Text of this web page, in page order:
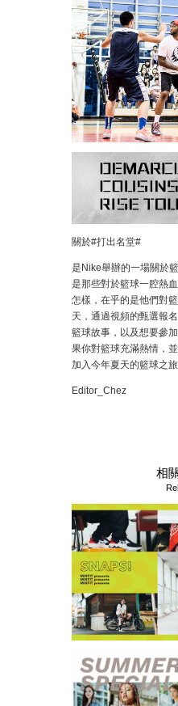
關於#打出名堂#
是Nike舉辦的一場關於
是那些對於籃球一腔熱
怎樣，在乎的是他們對
天，通過視頻的甄選報
籃球故事，以及想要參
果你對籃球充滿熱情，
加入今年夏天的籃球之
Editor_Chez
相